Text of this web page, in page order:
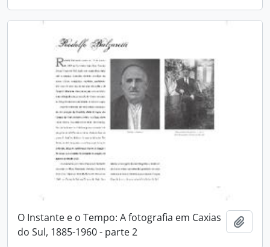
O Instante e o Tempo: A fotografia em Caxias
do Sul, 1885-1960 - parte 2